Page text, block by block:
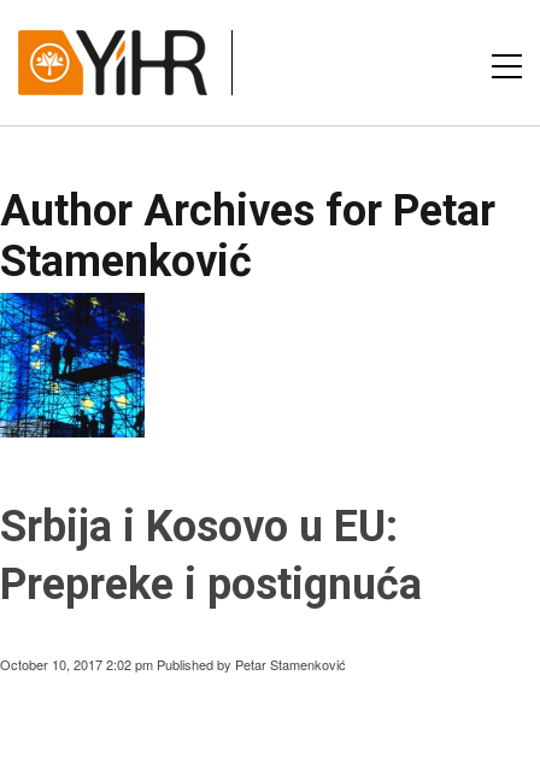
Author Archives for Petar
Stamenković
Srbija i Kosovo u EU:
Prepreke i postignuća
October 10, 2017 2:02 pm Published by Petar Stamenković